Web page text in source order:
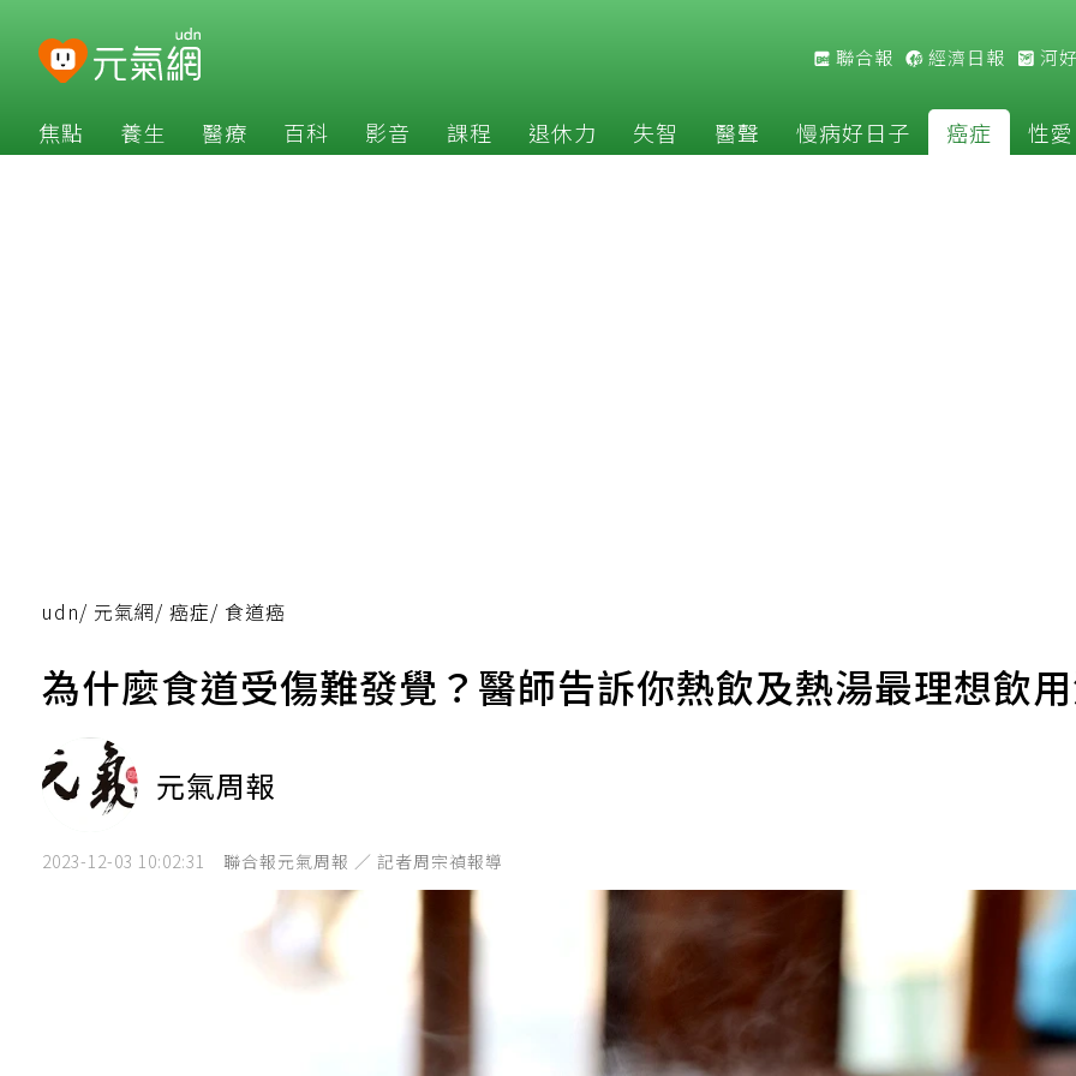
聯合報 經濟日報 河
焦點 養生 醫療 百科 影音 課程 退休力 失智 醫聲 慢病好日子 癌症 性愛
udn/ 元氣網/ 癌症/ 食道癌
為什麼食道受傷難發覺？醫師告訴你熱飲及熱湯最理想飲
元氣周報
2023-12-03 10:02:31 聯合報元氣周報 ／ 記者周宗禎報導